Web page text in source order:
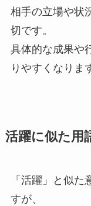
相手の立場や状
切です。
具体的な成果や
りやすくなりま
活躍に似た用
「活躍」と似
すが、